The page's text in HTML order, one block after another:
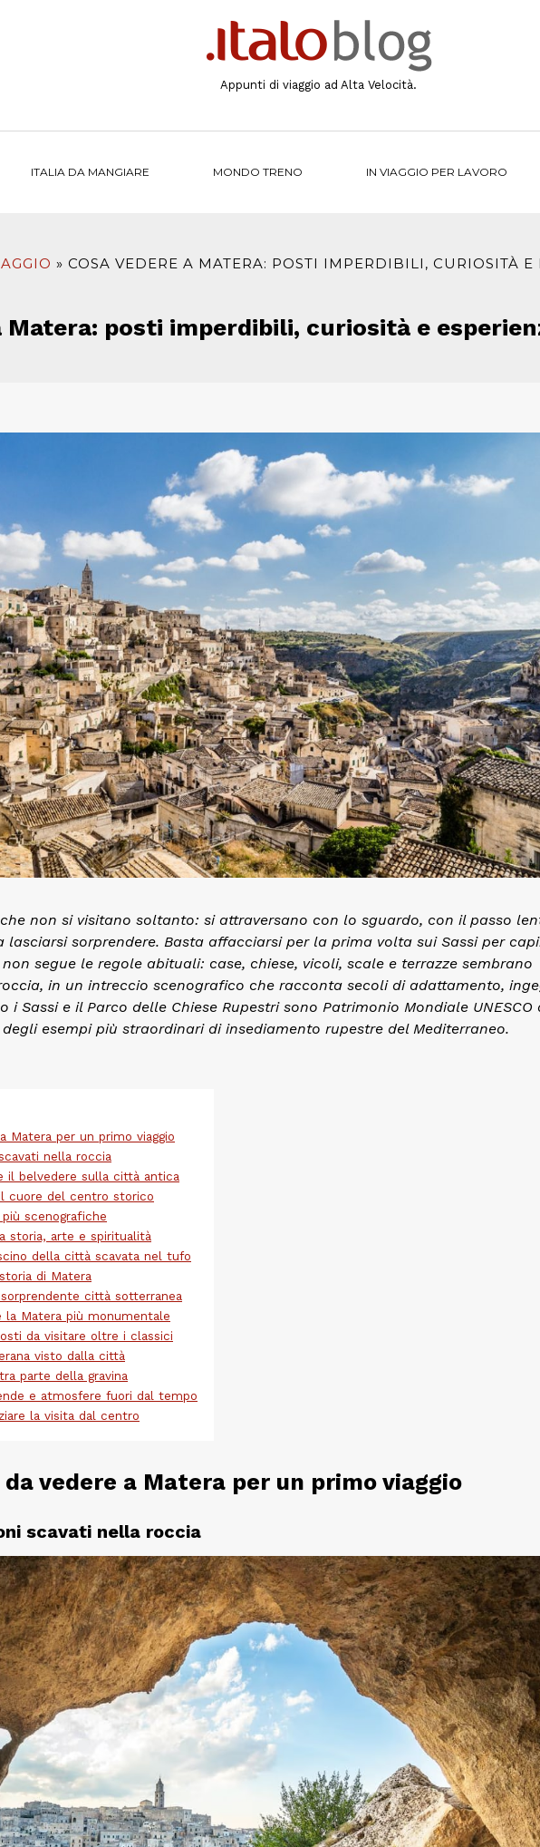
Appunti di viaggio ad Alta Velocità.
ITALIA DA MANGIARE MONDO TRENO IN VIAGGIO PER LAVORO
COSA VEDERE A MATERA: POSTI IMPERDIBILI, CURIOSITÀ E
Matera: posti imperdibili, curiosità e
non si visitano soltanto: si attraversano con lo sguardo, con il passo
sorprendere. Basta affacciarsi per la prima volta sui Sassi per
segue le regole abituali: case, chiese, vicoli, scale e terrazze sembrano
in un intreccio scenografico che racconta secoli di adattamento,
i Sassi e il Parco delle Chiese Rupestri sono Patrimonio Mondiale UNESCO
esempi più straordinari di insediamento rupestre del Mediterraneo.
Matera per un primo viaggio
nella roccia
il belvedere sulla città antica
cuore del centro storico
scenografiche
storia, arte e spiritualità
della città scavata nel tufo
di Matera
città sotterranea
la Matera più monumentale
da visitare oltre i classici
visto dalla città
parte della gravina
e atmosfere fuori dal tempo
la visita dal centro
vedere a Matera per un primo viaggio
scavati nella roccia